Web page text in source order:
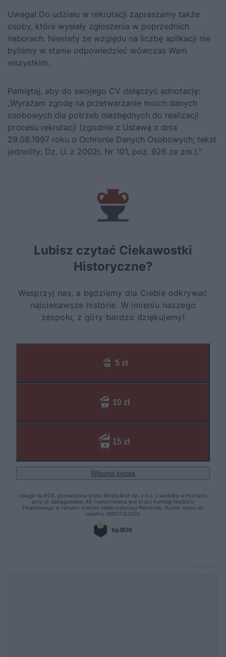
Uwaga! Do udziału w rekrutacji zapraszamy także
osoby, które wysłały zgłoszenia w poprzednich
naborach. Niestety ze względu na liczbę aplikacji nie
byliśmy w stanie odpowiedzieć wówczas Wam
wszystkim.
Pamiętaj, aby do swojego CV dołączyć adnotację:
„Wyrażam zgodę na przetwarzanie moich danych
osobowych dla potrzeb niezbędnych do realizacji
procesu rekrutacji (zgodnie z Ustawą z dnia
29.08.1997 roku o Ochronie Danych Osobowych; tekst
jednolity: Dz. U. z 2002r. Nr 101, poz. 926 ze zm.).”